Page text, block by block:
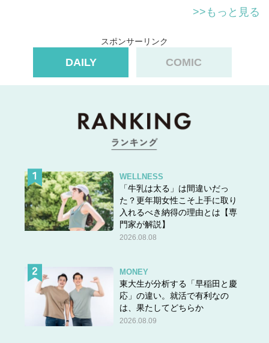
>>もっと見る
スポンサーリンク
DAILY COMIC
WELLNESS
「牛乳は太る」は間違いだっ
た？更年期女性こそ上手に取り
入れるべき納得の理由とは【専
門家が解説】
2026.08.08
MONEY
東大生が分析する「早稲田と慶
応」の違い。就活で有利なの
は、果たしてどちらか
2026.08.09